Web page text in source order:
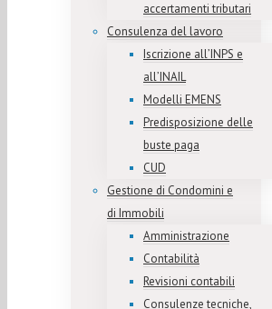
accertamenti tributari
Consulenza del lavoro
Iscrizione all’INPS e
all’INAIL
Modelli EMENS
Predisposizione delle
buste paga
CUD
Gestione di Condomini e
di Immobili
Amministrazione
Contabilità
Revisioni contabili
Consulenze tecniche,